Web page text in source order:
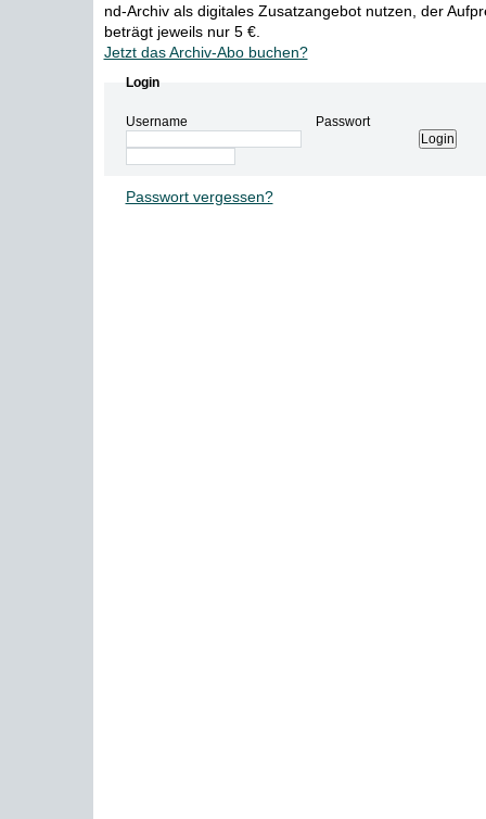
nd-Archiv als digitales Zusatzangebot nutzen, der
beträgt jeweils nur 5 €.
Jetzt das Archiv-Abo buchen?
Login
Username Passwort
Passwort vergessen?